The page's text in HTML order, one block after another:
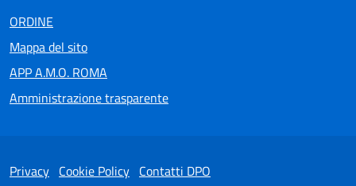
ORDINE
Mappa del sito
APP A.M.O. ROMA
Amministrazione trasparente
Privacy Cookie Policy Contatti DPO